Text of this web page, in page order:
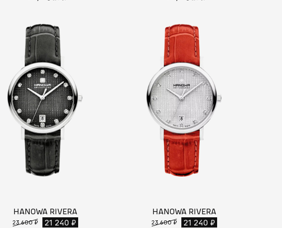
HANOWA RIVERA
23 600 ₽ 21 240 ₽
HANOWA RIVERA
23 600 ₽ 21 240 ₽